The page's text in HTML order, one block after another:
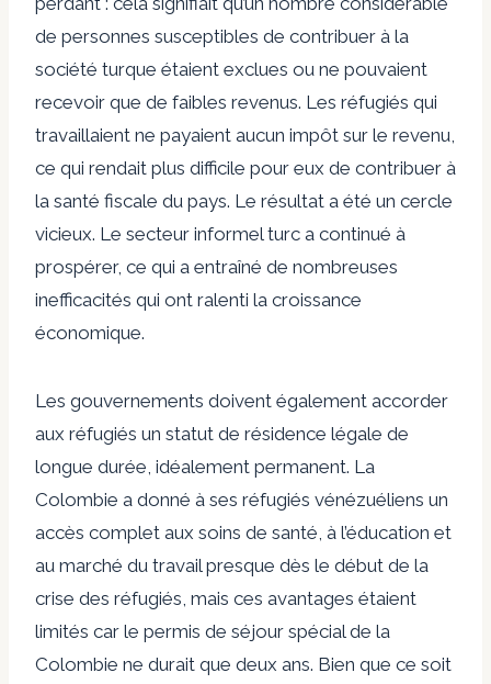
de personnes susceptibles de contribuer à la
société turque étaient exclues ou ne pouvaient
recevoir que de faibles revenus. Les réfugiés qui
travaillaient ne payaient aucun impôt sur le revenu,
ce qui rendait plus difficile pour eux de contribuer à
la santé fiscale du pays. Le résultat a été un cercle
vicieux. Le secteur informel turc a continué à
prospérer, ce qui a entraîné de nombreuses
inefficacités qui ont ralenti la croissance
économique.
Les gouvernements doivent également accorder
aux réfugiés un statut de résidence légale de
longue durée, idéalement permanent. La
Colombie a donné à ses réfugiés vénézuéliens un
accès complet aux soins de santé, à l’éducation et
au marché du travail presque dès le début de la
crise des réfugiés, mais ces avantages étaient
limités car le permis de séjour spécial de la
Colombie ne durait que deux ans. Bien que ce soit